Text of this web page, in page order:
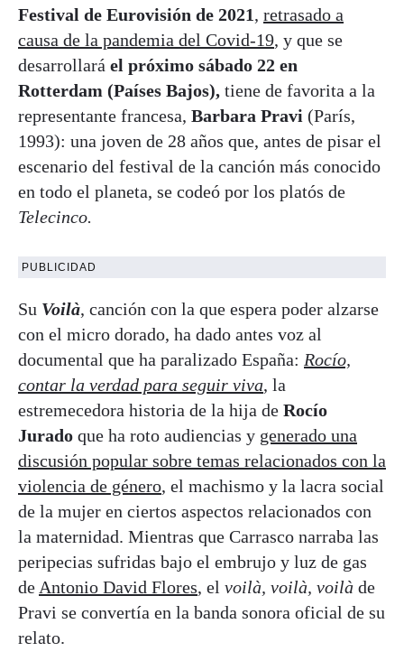
Festival de Eurovisión de 2021, retrasado a
causa de la pandemia del Covid-19, y que se
desarrollará el próximo sábado 22 en
Rotterdam (Países Bajos), tiene de favorita a la
representante francesa, Barbara Pravi (París,
1993): una joven de 28 años que, antes de pisar el
escenario del festival de la canción más conocido
en todo el planeta, se codeó por los platós de
Telecinco.
PUBLICIDAD
Su Voilà, canción con la que espera poder alzarse
con el micro dorado, ha dado antes voz al
documental que ha paralizado España: Rocío,
contar la verdad para seguir viva, la
estremecedora historia de la hija de Rocío
Jurado que ha roto audiencias y generado una
discusión popular sobre temas relacionados con la
violencia de género, el machismo y la lacra social
de la mujer en ciertos aspectos relacionados con
la maternidad. Mientras que Carrasco narraba las
peripecias sufridas bajo el embrujo y luz de gas
de Antonio David Flores, el voilà, voilà, voilà de
Pravi se convertía en la banda sonora oficial de su
relato.